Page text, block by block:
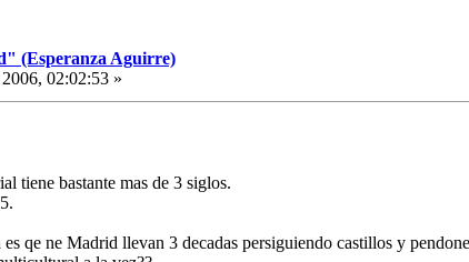
(Esperanza Aguirre)
02:02:53 »
tiene bastante mas de 3 siglos.
es qe ne Madrid llevan 3 decadas persiguiendo castillos y